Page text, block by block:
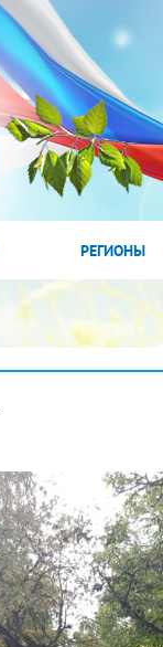
РЕГИОНЫ